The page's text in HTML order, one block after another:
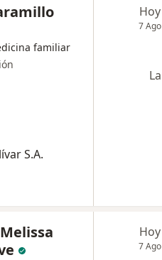
familiar
S.A.
Hoy
7 Ago
Hoy
7 Ago